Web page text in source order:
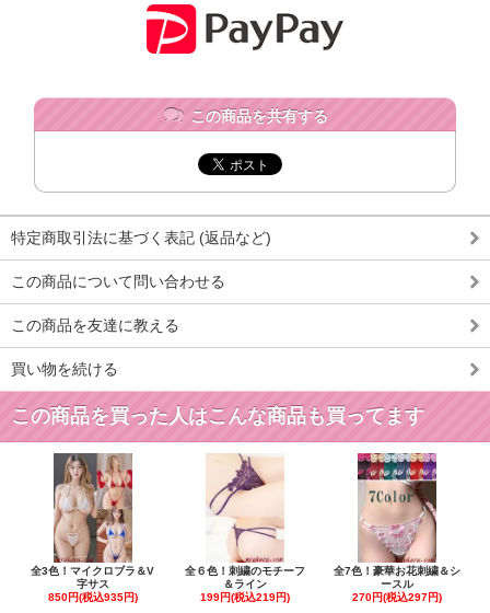
この商品を共有する
特定商取引法に基づく表記 (返品など)
この商品について問い合わせる
この商品を友達に教える
買い物を続ける
この商品を買った人はこんな商品も買ってます
全3色！マイクロブラ＆V
字サス
850円(税込935円)
全６色！刺繍のモチーフ
＆ライン
199円(税込219円)
全7色！豪華お花刺繍＆シ
ースル
270円(税込297円)